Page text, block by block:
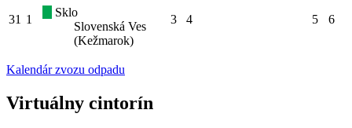
31 1
Sklo
Slovenská Ves
(Kežmarok)
3 4 5 6
Kalendár zvozu odpadu
Virtuálny cintorín